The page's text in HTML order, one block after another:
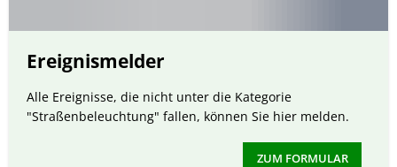
Ereignismelder
Alle Ereignisse, die nicht unter die Kategorie
"Straßenbeleuchtung" fallen, können Sie hier melden.
ZUM FORMULAR